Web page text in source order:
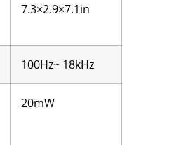
7.3×2.9×7.1in
100Hz~ 18kHz
20mW